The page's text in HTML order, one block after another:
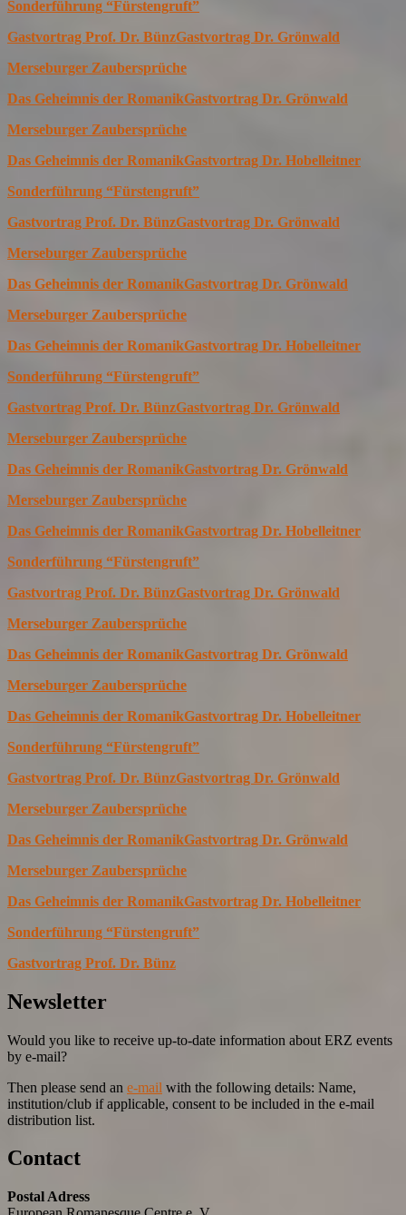
Sonderführung “Fürstengruft”
Gastvortrag Prof. Dr. BünzGastvortrag Dr. Grönwald
Merseburger Zaubersprüche
Das Geheimnis der RomanikGastvortrag Dr. Grönwald
Merseburger Zaubersprüche
Das Geheimnis der RomanikGastvortrag Dr. Hobelleitner
Sonderführung “Fürstengruft”
Gastvortrag Prof. Dr. BünzGastvortrag Dr. Grönwald
Merseburger Zaubersprüche
Das Geheimnis der RomanikGastvortrag Dr. Grönwald
Merseburger Zaubersprüche
Das Geheimnis der RomanikGastvortrag Dr. Hobelleitner
Sonderführung “Fürstengruft”
Gastvortrag Prof. Dr. BünzGastvortrag Dr. Grönwald
Merseburger Zaubersprüche
Das Geheimnis der RomanikGastvortrag Dr. Grönwald
Merseburger Zaubersprüche
Das Geheimnis der RomanikGastvortrag Dr. Hobelleitner
Sonderführung “Fürstengruft”
Gastvortrag Prof. Dr. BünzGastvortrag Dr. Grönwald
Merseburger Zaubersprüche
Das Geheimnis der RomanikGastvortrag Dr. Grönwald
Merseburger Zaubersprüche
Das Geheimnis der RomanikGastvortrag Dr. Hobelleitner
Sonderführung “Fürstengruft”
Gastvortrag Prof. Dr. BünzGastvortrag Dr. Grönwald
Merseburger Zaubersprüche
Das Geheimnis der RomanikGastvortrag Dr. Grönwald
Merseburger Zaubersprüche
Das Geheimnis der RomanikGastvortrag Dr. Hobelleitner
Sonderführung “Fürstengruft”
Gastvortrag Prof. Dr. Bünz
Newsletter
Would you like to receive up-to-date information about ERZ events
by e-mail?
Then please send an e-mail with the following details: Name,
institution/club if applicable, consent to be included in the e-mail
distribution list.
Contact
Postal Adress